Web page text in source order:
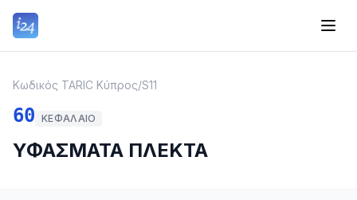
Κωδικός TARIC Κύπρος/S11
60 ΚΕΦΆΛΑΙΟ
ΥΦΑΣΜΑΤΑ ΠΛΕΚΤΑ